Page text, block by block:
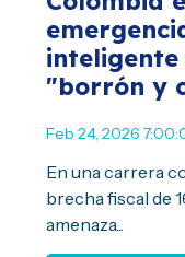
inteligente
"borrón y
Feb 24, 2026
En una carrera
brecha fiscal de
amenaza...